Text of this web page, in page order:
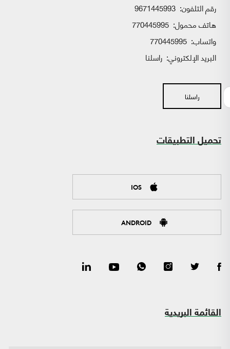
رقم التلفون: 9671445993
هاتف محمول: 770445995
واتساب:
البريد الإلكتروني: راسلنا
راسلنا
تحميل التطبيقات
IOS
ANDROID
القائمة البريدية